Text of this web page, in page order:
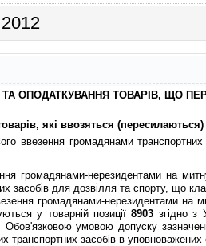
ТА ОПОДАТКУВАННЯ ТОВАРIВ, ЩО
якi ввозяться
ввезення громадянами
нерезидентами на
засобiв для дозвiлля та спорту, що
громадянами-нерезидентами на
у товарнiй позицiї8903 згiдно з
умовою допуску
транспортних засобiв в